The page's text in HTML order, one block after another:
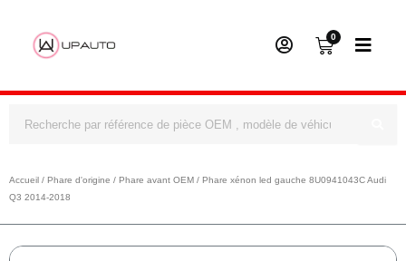
0
Panier
Accueil / Phare d'origine / Phare avant OEM / Phare xénon led gauche 8U0941043C Audi
Q3 2014-2018